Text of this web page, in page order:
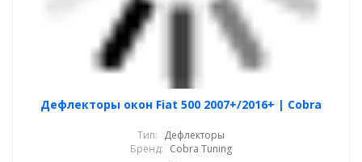
Дефлекторы окон Fiat 500 2007+/2016+ | Cobra
Тип: Дефлекторы
Бренд: Cobra Tuning